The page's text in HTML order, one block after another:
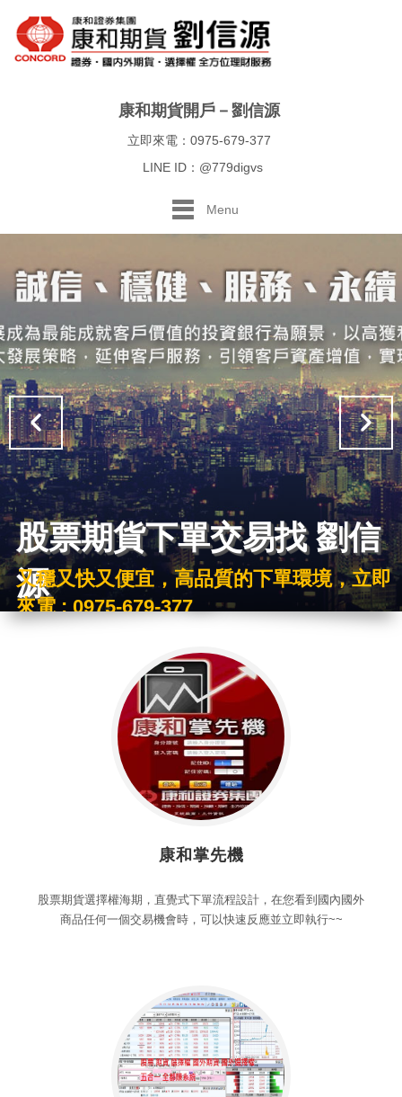
康和期貨開戶－劉信源
立即來電：0975-679-377
LINE ID：@779digvs
Menu
股票期貨下單交易找 劉信
源
又穩又快又便宜，高品質的下單環境，立即
來電 : 0975-679-377
康和掌先機
股票期貨選擇權海期，直覺式下單流程設計，在您看到國內國外
商品任何一個交易機會時，可以快速反應並立即執行~~